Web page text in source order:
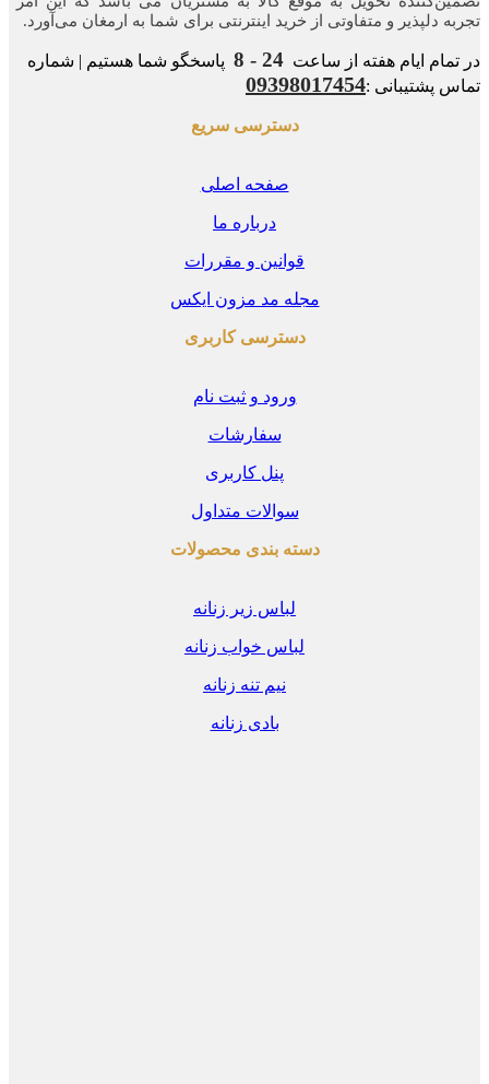
دلپذیر و متفاوتی از خرید اینترنتی برای شما به ارمغان می‌آورد.
ایام هفته از ساعت24 - 8
پاسخگو شما هستیم | شماره
پشتیبانی :09398017454
دسترسی سریع
صفحه اصلی
درباره ما
قوانین و مقررات
مجله مد مزون ایکس
دسترسی کاربری
ورود و ثبت نام
سفارشات
پنل کاربری
سوالات متداول
دسته بندی محصولات
لباس زیر زنانه
لباس خواب زنانه
نیم تنه زنانه
بادی زنانه